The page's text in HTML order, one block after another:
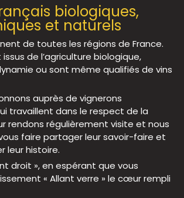
biologiques,
et naturels
de toutes les régions de France.
de l’agriculture biologique,
ou sont même qualifiés de vins
auprès de vignerons
travaillent dans le respect de la
rendons régulièrement visite et nous
faire partager leur savoir-faire et
leur histoire.
droit », en espérant que vous
« Allant verre » le cœur rempli